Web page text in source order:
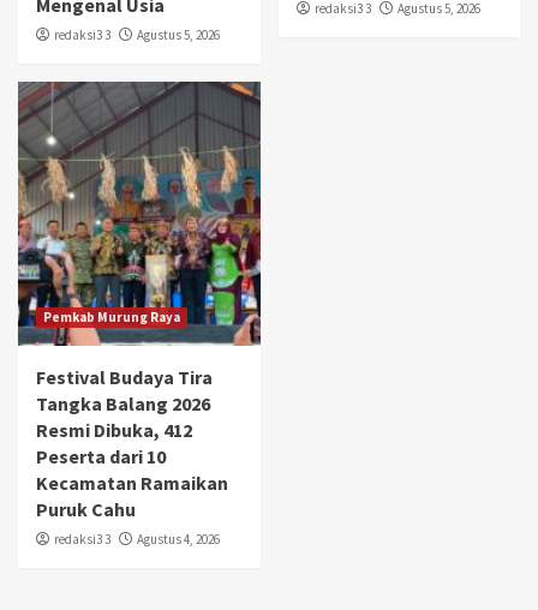
Mengenal Usia
redaksi3 3 Agustus 5, 2026
redaksi3 3 Agustus 5, 2026
Pemkab Murung Raya
Festival Budaya Tira
Tangka Balang 2026
Resmi Dibuka, 412
Peserta dari 10
Kecamatan Ramaikan
Puruk Cahu
redaksi3 3 Agustus 4, 2026